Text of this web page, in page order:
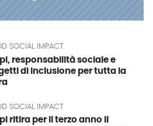
SOCIAL IMPACT
responsabilità sociale e
di inclusione per tutta la
SOCIAL IMPACT
ritira per il terzo anno il